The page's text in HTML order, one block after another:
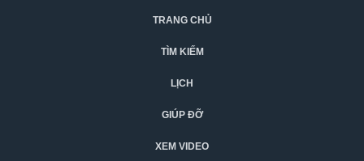
TRANG CHỦ
TÌM KIẾM
LỊCH
GIÚP ĐỠ
XEM VIDEO